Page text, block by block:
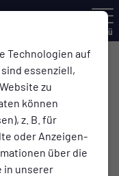
Technologien auf
essenziell,
zu
können
z. B. für
oder Anzeigen-
über die
in unserer
Menü
09/35 Wermelskirchen